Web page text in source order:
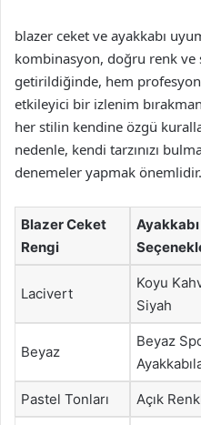
blazer ceket ve ayakkabı
kombinasyon, doğru renk
getirildiğinde, hem
etkileyici bir izlenim
her stilin kendine özgü
nedenle, kendi tarzınızı
denemeler yapmak önemlidir.
Blazer Ceket
Rengi
Lacivert
Koyu
Siyah
Beyaz
Beyaz
Pastel Tonları Açık